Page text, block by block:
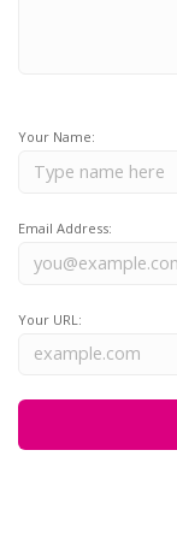
Your Name:
Email Address:
Your URL: